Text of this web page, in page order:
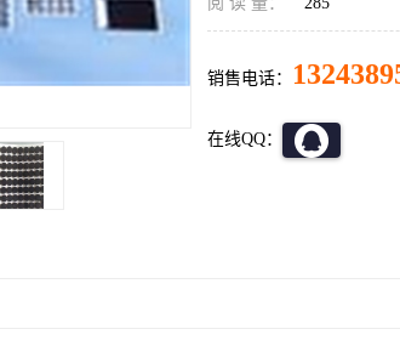
销售电话：
在线QQ：